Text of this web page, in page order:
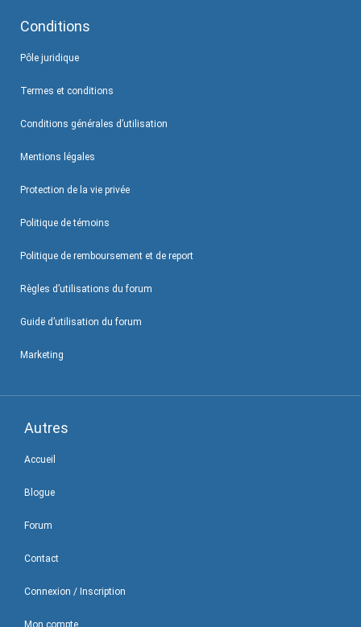
Conditions
Pôle juridique
Termes et conditions
Conditions générales d’utilisation
Mentions légales
Protection de la vie privée
Politique de témoins
Politique de remboursement et de report
Règles d’utilisations du forum
Guide d’utilisation du forum
Marketing
Autres
Accueil
Blogue
Forum
Contact
Connexion / Inscription
Mon compte